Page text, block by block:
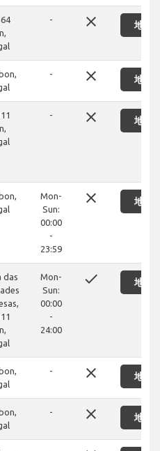
- close 地図
- close 地図
- close 地図
Mon-
Sun:
00:00
-
23:59
close 地図
das
Mon-
Sun:
00:00
-
24:00
done 地図
- close 地図
- close 地図